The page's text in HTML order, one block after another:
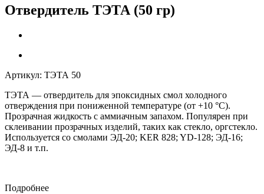
Отвердитель ТЭТА (50 гр)
Артикул: ТЭТА 50
ТЭТА — отвердитель для эпоксидных смол холодного
отверждения при пониженной температуре (от +10 °C).
Прозрачная жидкость с аммиачным запахом. Популярен при
склеивании прозрачных изделий, таких как стекло, оргстекло.
Используется со смолами ЭД-20; KER 828; YD-128; ЭД-16;
ЭД-8 и т.п.
Подробнее